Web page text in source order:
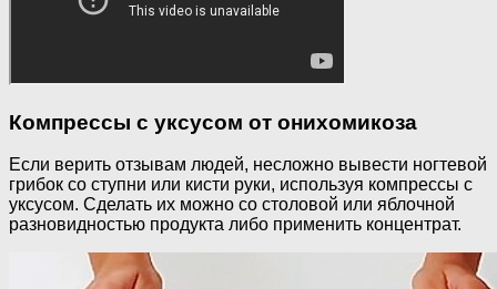
Компрессы с уксусом от онихомикоза
Если верить отзывам людей, несложно вывести ногтевой
грибок со ступни или кисти руки, используя компрессы с
уксусом. Сделать их можно со столовой или яблочной
разновидностью продукта либо применить концентрат.